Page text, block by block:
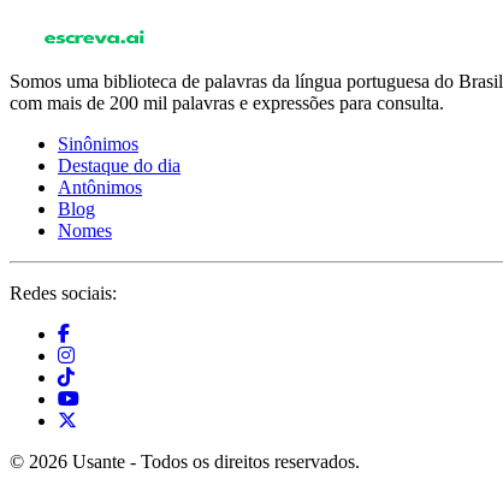
Somos uma biblioteca de palavras da língua portuguesa do Brasil
com mais de 200 mil palavras e expressões para consulta.
Sinônimos
Destaque do dia
Antônimos
Blog
Nomes
Redes sociais:
© 2026 Usante - Todos os direitos reservados.